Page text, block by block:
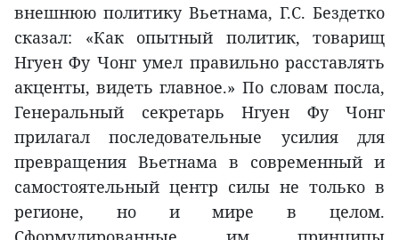
внешнюю политику Вьетнама, Г.С. Бездетко
сказал: «Как опытный политик, товарищ
Нгуен Фу Чонг умел правильно расставлять
акценты, видеть главное.» По словам посла,
Генеральный секретарь Нгуен Фу Чонг
прилагал последовательные усилия для
превращения Вьетнама в современный и
самостоятельный центр силы не только в
регионе, но и мире в целом.